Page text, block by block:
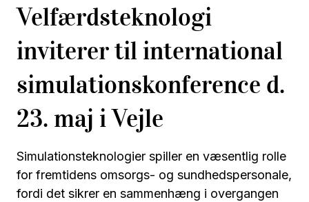
Velfærdsteknologi
inviterer til international
simulationskonference d.
23. maj i Vejle
Simulationsteknologier spiller en væsentlig rolle
for fremtidens omsorgs- og sundhedspersonale,
fordi det sikrer en sammenhæng i overgangen